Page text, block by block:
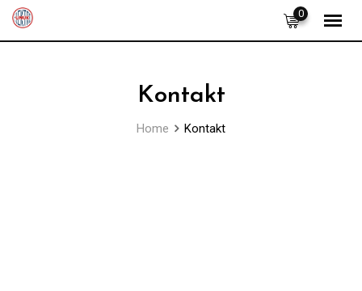
0
Kontakt
Home Kontakt